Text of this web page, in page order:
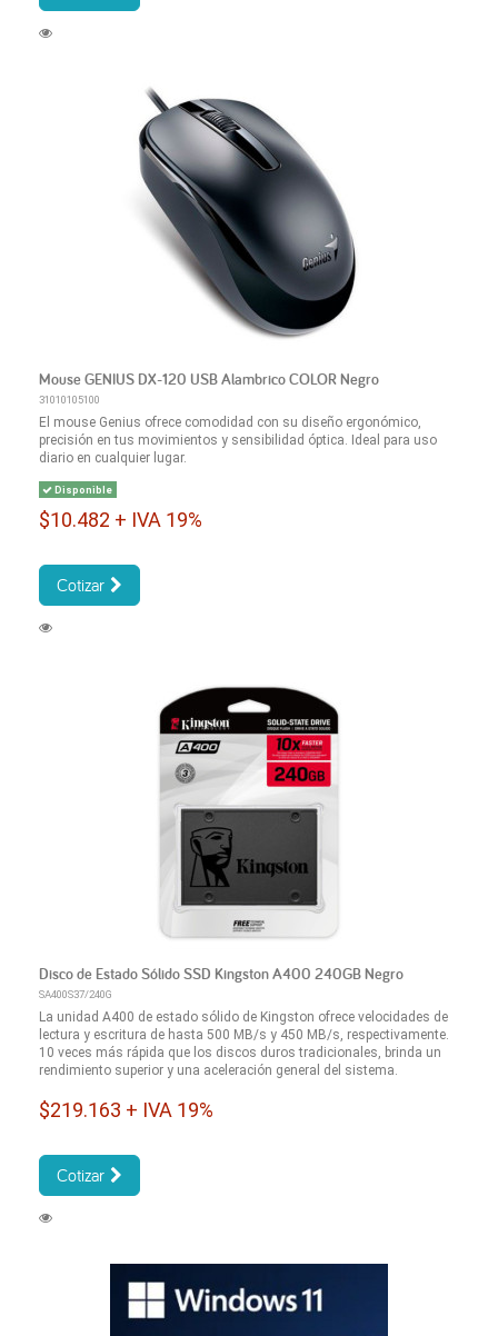
Mouse GENIUS DX-120 USB Alambrico COLOR Negro
31010105100
El mouse Genius ofrece comodidad con su diseño ergonómico,
precisión en tus movimientos y sensibilidad óptica. Ideal para uso
diario en cualquier lugar.
Disponible
$10.482 + IVA 19%
Cotizar
Disco de Estado Sólido SSD Kingston A400 240GB Negro
SA400S37/240G
La unidad A400 de estado sólido de Kingston ofrece velocidades de
lectura y escritura de hasta 500 MB/s y 450 MB/s, respectivamente.
10 veces más rápida que los discos duros tradicionales, brinda un
rendimiento superior y una aceleración general del sistema.
$219.163 + IVA 19%
Cotizar